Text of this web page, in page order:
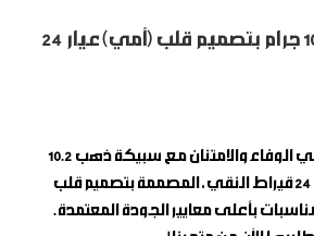
سبيكة ذهب 10.2 جرام بتصميم قلب (أمي) عيار 24
والامتنان مع
سبيكة ذهب 10.2
عيار 24 قيراط النقي، المصممة بتصميم قلب
بأعلى معايير الجودة المعتمدة.